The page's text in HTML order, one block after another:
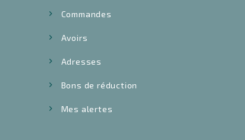
Commandes
Avoirs
Adresses
Bons de réduction
Mes alertes